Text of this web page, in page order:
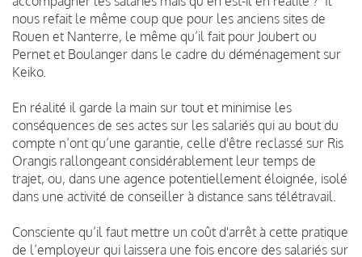
nous refait le même coup que pour les anciens sites de
Rouen et Nanterre, le même qu’il fait pour Joubert ou
Pernet et Boulanger dans le cadre du déménagement sur
Keiko.
En réalité il garde la main sur tout et minimise les
conséquences de ses actes sur les salariés qui au bout du
compte n’ont qu’une garantie, celle d'être reclassé sur Ris
Orangis rallongeant considérablement leur temps de
trajet, ou, dans une agence potentiellement éloignée, isolé
dans une activité de conseiller à distance sans télétravail.
Consciente qu’il faut mettre un coût d'arrêt à cette pratique
de l’employeur qui laissera une fois encore des salariés sur